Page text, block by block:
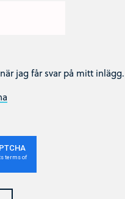
jag får svar på mitt inlägg.